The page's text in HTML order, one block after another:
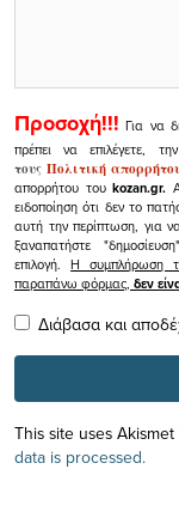
Προσοχή!!! Για να
πρέπει να επιλέγετε,
τουςΠολιτική
απορρήτου τουkozan.gr.
ειδοποίηση ότι δεν το
αυτή την περίπτωση, για
ξαναπατήστε
επιλογή.Η συμπλήρωση
παραπάνω φόρμας, δεν
Διάβασα και
This site uses
data is processed.